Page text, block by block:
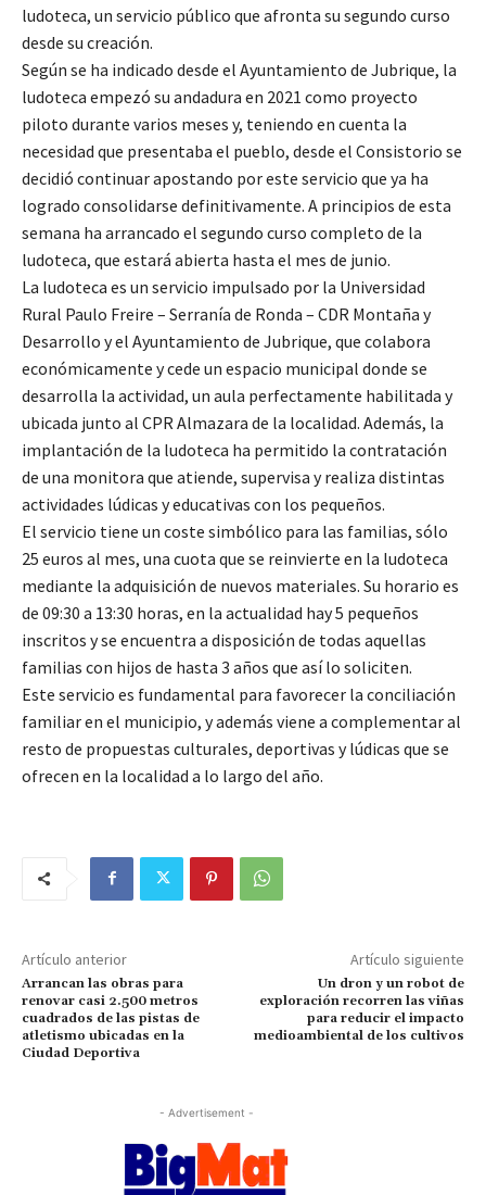
ludoteca, un servicio público que afronta su segundo curso
desde su creación.
Según se ha indicado desde el Ayuntamiento de Jubrique, la
ludoteca empezó su andadura en 2021 como proyecto
piloto durante varios meses y, teniendo en cuenta la
necesidad que presentaba el pueblo, desde el Consistorio se
decidió continuar apostando por este servicio que ya ha
logrado consolidarse definitivamente. A principios de esta
semana ha arrancado el segundo curso completo de la
ludoteca, que estará abierta hasta el mes de junio.
La ludoteca es un servicio impulsado por la Universidad
Rural Paulo Freire – Serranía de Ronda – CDR Montaña y
Desarrollo y el Ayuntamiento de Jubrique, que colabora
económicamente y cede un espacio municipal donde se
desarrolla la actividad, un aula perfectamente habilitada y
ubicada junto al CPR Almazara de la localidad. Además, la
implantación de la ludoteca ha permitido la contratación
de una monitora que atiende, supervisa y realiza distintas
actividades lúdicas y educativas con los pequeños.
El servicio tiene un coste simbólico para las familias, sólo
25 euros al mes, una cuota que se reinvierte en la ludoteca
mediante la adquisición de nuevos materiales. Su horario es
de 09:30 a 13:30 horas, en la actualidad hay 5 pequeños
inscritos y se encuentra a disposición de todas aquellas
familias con hijos de hasta 3 años que así lo soliciten.
Este servicio es fundamental para favorecer la conciliación
familiar en el municipio, y además viene a complementar al
resto de propuestas culturales, deportivas y lúdicas que se
ofrecen en la localidad a lo largo del año.
Artículo anterior
Arrancan las obras para
renovar casi 2.500 metros
cuadrados de las pistas de
atletismo ubicadas en la
Ciudad Deportiva
Artículo siguiente
Un dron y un robot de
exploración recorren las viñas
para reducir el impacto
medioambiental de los cultivos
- Advertisement -